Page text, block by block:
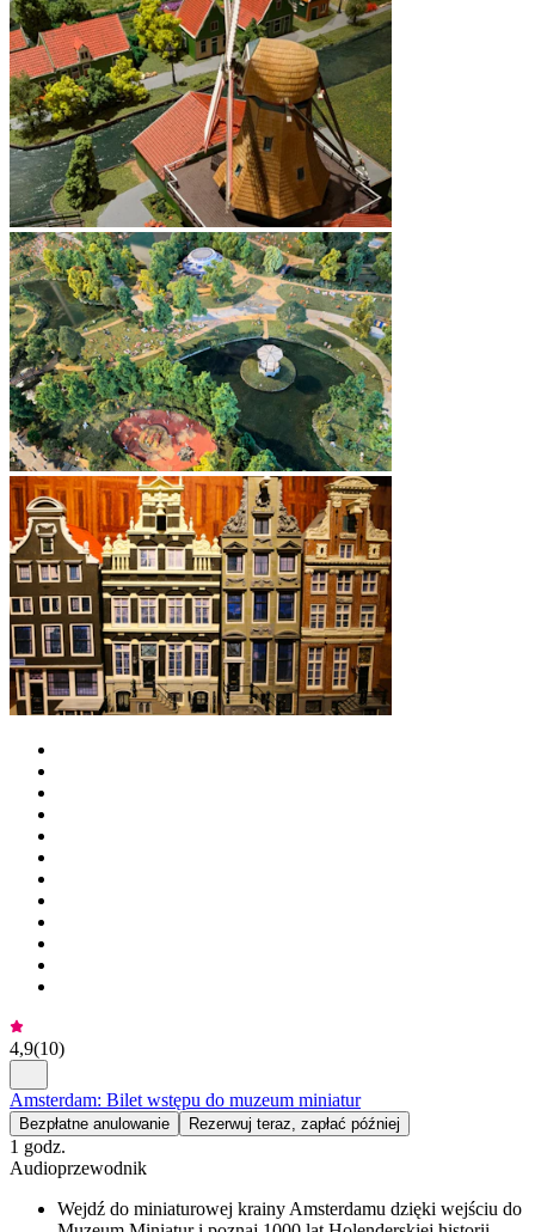
4,9(10)
Amsterdam: Bilet wstępu do muzeum miniatur
Bezpłatne anulowanie Rezerwuj teraz, zapłać później
1 godz.
Audioprzewodnik
Wejdź do miniaturowej krainy Amsterdamu dzięki wejściu do